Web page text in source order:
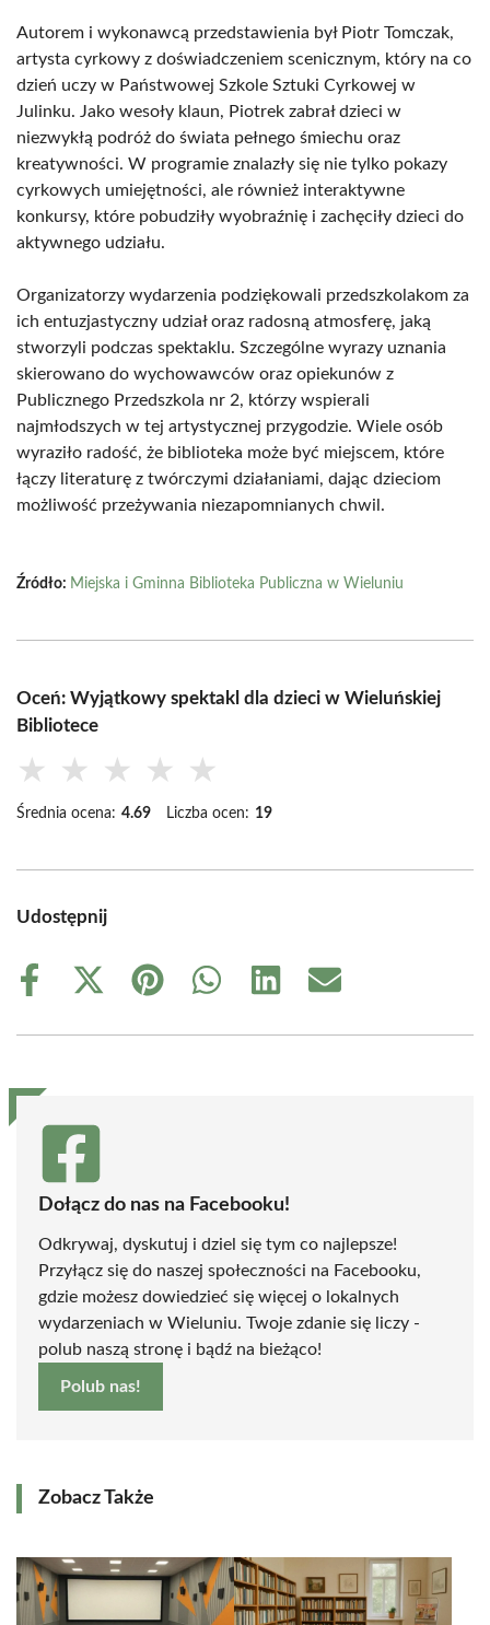
Autorem i wykonawcą przedstawienia był Piotr Tomczak,
artysta cyrkowy z doświadczeniem scenicznym, który na co
dzień uczy w Państwowej Szkole Sztuki Cyrkowej w
Julinku. Jako wesoły klaun, Piotrek zabrał dzieci w
niezwykłą podróż do świata pełnego śmiechu oraz
kreatywności. W programie znalazły się nie tylko pokazy
cyrkowych umiejętności, ale również interaktywne
konkursy, które pobudziły wyobraźnię i zachęciły dzieci do
aktywnego udziału.
Organizatorzy wydarzenia podziękowali przedszkolakom za
ich entuzjastyczny udział oraz radosną atmosferę, jaką
stworzyli podczas spektaklu. Szczególne wyrazy uznania
skierowano do wychowawców oraz opiekunów z
Publicznego Przedszkola nr 2, którzy wspierali
najmłodszych w tej artystycznej przygodzie. Wiele osób
wyraziło radość, że biblioteka może być miejscem, które
łączy literaturę z twórczymi działaniami, dając dzieciom
możliwość przeżywania niezapomnianych chwil.
Źródło: Miejska i Gminna Biblioteka Publiczna w Wieluniu
Oceń: Wyjątkowy spektakl dla dzieci w Wieluńskiej
Bibliotece
★ ★ ★ ★ ★
Średnia ocena: 4.69 Liczba ocen: 19
Udostępnij
Share
Share
(Twitter)
Share
Share
Share
Share
Dołącz do nas na Facebooku!
Odkrywaj, dyskutuj i dziel się tym co najlepsze!
Przyłącz się do naszej społeczności na Facebooku,
gdzie możesz dowiedzieć się więcej o lokalnych
wydarzeniach w Wieluniu. Twoje zdanie się liczy -
polub naszą stronę i bądź na bieżąco!
Polub nas!
Zobacz Także